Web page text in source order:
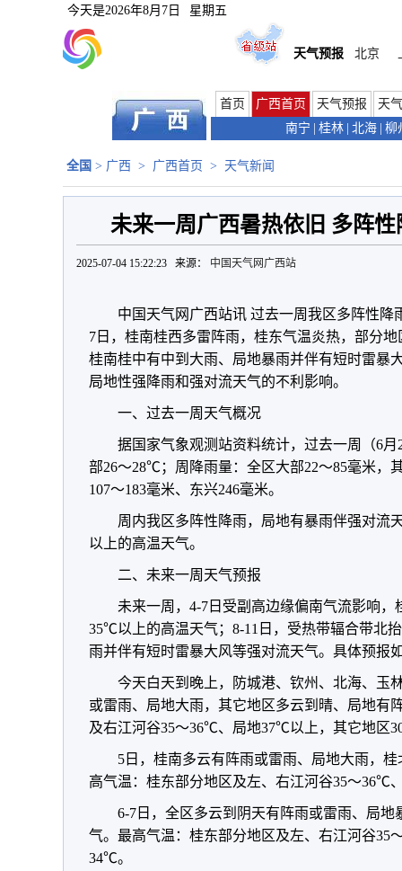
今天是2026年8月7日 星期五
天气预报 北京
首页 广西首页 天气预报
天
南宁
桂林 北海 柳
全国 > 广西 > 广西首页 > 天气新闻
未来一周广西暑热依旧 多阵
2025-07-04 15:22:23 来源： 中国天气网广西站
中国天气网广西站讯 过去一周我区多阵性
7日，桂南桂西多雷阵雨，桂东气温炎热，部分
桂南桂中有中到大雨、局地暴雨并伴有短时雷暴
局地性强降雨和强对流天气的不利影响。
一、过去一周天气概况
据国家气象观测站资料统计，过去一周（6
部26～28℃；周降雨量：全区大部22～85毫米，
107～183毫米、东兴246毫米。
周内我区多阵性降雨，局地有暴雨伴强对流
以上的高温天气。
二、未来一周天气预报
未来一周，4-7日受副高边缘偏南气流影响
35℃以上的高温天气；8-11日，受热带辐合带北
雨并伴有短时雷暴大风等强对流天气。具体预报
今天白天到晚上，防城港、钦州、北海、玉
或雷雨、局地大雨，其它地区多云到晴、局地有
及右江河谷35～36℃、局地37℃以上，其它地区
5日，桂南多云有阵雨或雷雨、局地大雨，
高气温：桂东部分地区及左、右江河谷35～36℃
6-7日，全区多云到阴天有阵雨或雷雨、局
气。最高气温：桂东部分地区及左、右江河谷
34℃。